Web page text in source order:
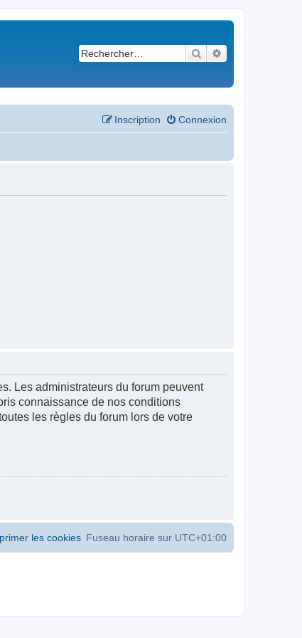
Rechercher
Connexion
Inscription
Les administrateurs du forum peuvent
connaissance de nos conditions
les règles du forum lors de votre
Fuseau horaire sur UTC+01:00
les cookies